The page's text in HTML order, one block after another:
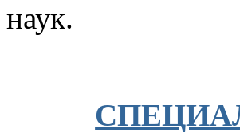
наук.